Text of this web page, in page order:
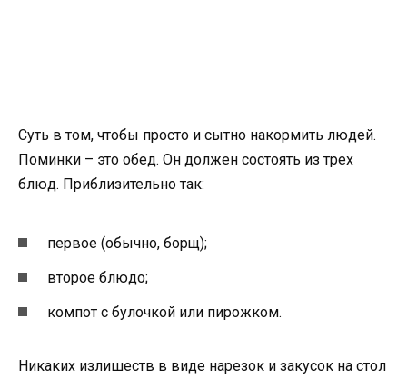
Суть в том, чтобы просто и сытно накормить людей.
Поминки – это обед. Он должен состоять из трех
блюд. Приблизительно так:
первое (обычно, борщ);
второе блюдо;
компот с булочкой или пирожком.
Никаких излишеств в виде нарезок и закусок на стол